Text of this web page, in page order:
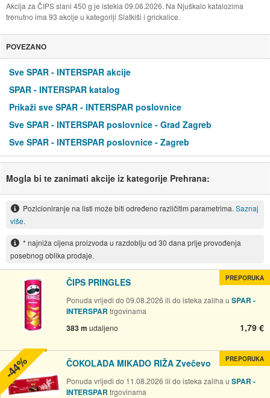
Akcija za ČIPS slani 450 g je istekla 09.06.2026. Na Njuškalo katalozima
trenutno ima 93 akcije u kategoriji Slatkiši i grickalice.
POVEZANO
Sve SPAR - INTERSPAR akcije
SPAR - INTERSPAR katalog
Prikaži sve SPAR - INTERSPAR poslovnice
Sve SPAR - INTERSPAR poslovnice - Grad Zagreb
Sve SPAR - INTERSPAR poslovnice - Zagreb
Mogla bi te zanimati akcije iz kategorije Prehrana:
Pozicioniranje na listi može biti određeno različitim parametrima. Saznaj
više.
* najniža cijena proizvoda u razdoblju od 30 dana prije provođenja
posebnog oblika prodaje.
ČIPS PRINGLES
Ponuda vrijedi do 09.08.2026 ili do isteka zaliha u SPAR -
INTERSPAR trgovinama
383 m udaljeno 1,79 €
PREPORUKA
ČOKOLADA MIKADO RIŽA Zvečevo
Ponuda vrijedi do 11.08.2026 ili do isteka zaliha u SPAR -
INTERSPAR trgovinama
PREPORUKA
-44%